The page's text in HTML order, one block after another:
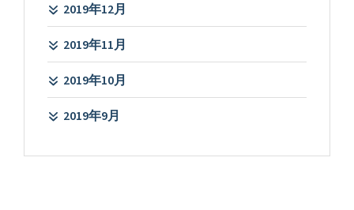
2019年12月
2019年11月
2019年10月
2019年9月